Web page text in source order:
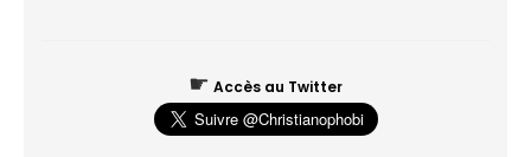
☛ Accès au Twitter